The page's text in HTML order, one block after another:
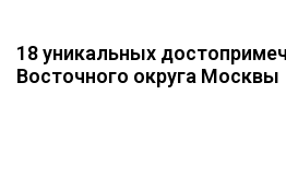
18 уникальных
Восточного округа Москвы